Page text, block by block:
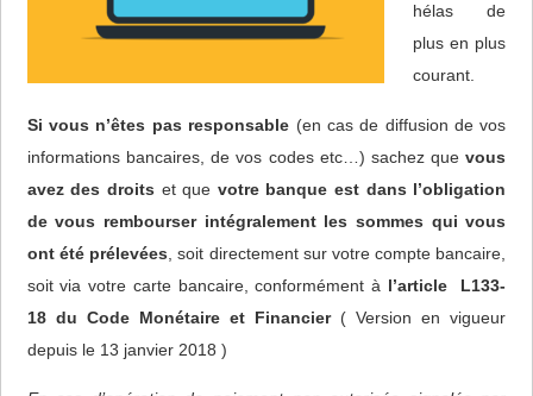
hélas de
plus en plus
courant.
Si vous n’êtes pas responsable (en cas de diffusion de vos
informations bancaires, de vos codes etc…) sachez quevous
avez des droits et que votre banque est dans l’obligation
de vous rembourser intégralement les sommes qui vous
ont été prélevées , soit directement sur votre compte bancaire,
soit via votre carte bancaire, conformément à l’article L133-
18 du Code Monétaire et Financier( Version en vigueur
depuis le 13 janvier 2018 )